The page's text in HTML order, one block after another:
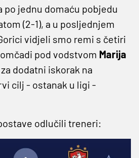
po jednu domaću pobjedu
(2-1), a u posljednjem
vidjeli smo remi s četiri
pod vodstvom Marija
dodatni iskorak na
cilj - ostanak u ligi -
odlučili treneri: